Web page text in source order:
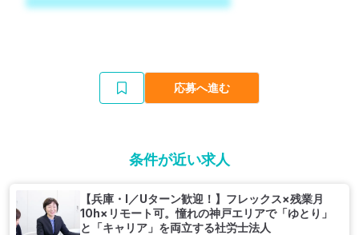
応募へ進む
条件が近い求人
【兵庫・I／Uターン歓迎！】フレックス×残業月
10h×リモート可。憧れの神戸エリアで「ゆとり」
と「キャリア」を両立する社労士法人